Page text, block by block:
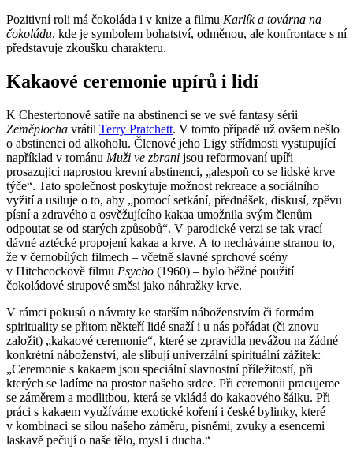
Pozitivní roli má čokoláda i v knize a filmu Karlík a továrna na
čokoládu, kde je symbolem bohatství, odměnou, ale konfrontace s ní
představuje zkoušku charakteru.
Kakaové ceremonie upírů i lidí
K Chestertonově satiře na abstinenci se ve své fantasy sérii
Zeměplocha vrátil Terry Pratchett. V tomto případě už ovšem nešlo
o abstinenci od alkoholu. Členové jeho Ligy střídmosti vystupující
například v románu Muži ve zbrani jsou reformovaní upíři
prosazující naprostou krevní abstinenci, „alespoň co se lidské krve
týče“. Tato společnost poskytuje možnost rekreace a sociálního
vyžití a usiluje o to, aby „pomocí setkání, přednášek, diskusí, zpěvu
písní a zdravého a osvěžujícího kakaa umožnila svým členům
odpoutat se od starých způsobů“. V parodické verzi se tak vrací
dávné aztécké propojení kakaa a krve. A to necháváme stranou to,
že v černobílých filmech – včetně slavné sprchové scény
v Hitchcockově filmu Psycho (1960) – bylo běžné použití
čokoládové sirupové směsi jako náhražky krve.
V rámci pokusů o návraty ke starším náboženstvím či formám
spirituality se přitom někteří lidé snaží i u nás pořádat (či znovu
založit) „kakaové ceremonie“, které se zpravidla nevážou na žádné
konkrétní náboženství, ale slibují univerzální spirituální zážitek:
„Ceremonie s kakaem jsou speciální slavnostní příležitostí, při
kterých se ladíme na prostor našeho srdce. Při ceremonii pracujeme
se záměrem a modlitbou, která se vkládá do kakaového šálku. Při
práci s kakaem využíváme exotické koření i české bylinky, které
v kombinaci se silou našeho záměru, písněmi, zvuky a esencemi
laskavě pečují o naše tělo, mysl i ducha.“